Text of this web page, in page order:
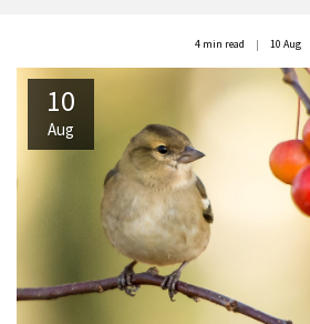
4 min read 10 Aug
10
Aug